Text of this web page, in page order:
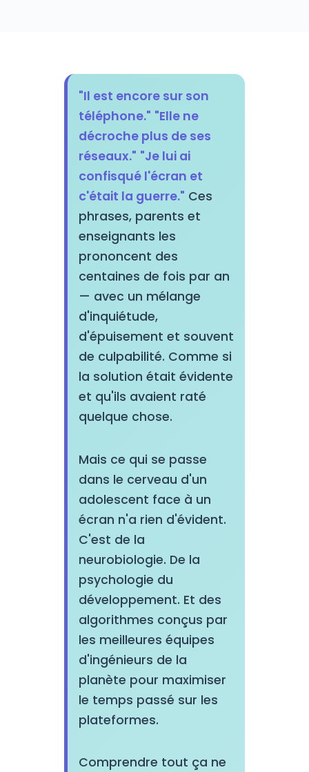
"Il est encore sur son
téléphone." "Elle ne
décroche plus de ses
réseaux." "Je lui ai
confisqué l'écran et
c'était la guerre." Ces
phrases, parents et
enseignants les
prononcent des
centaines de fois par an
— avec un mélange
d'inquiétude,
d'épuisement et souvent
de culpabilité. Comme si
la solution était évidente
et qu'ils avaient raté
quelque chose.
Mais ce qui se passe
dans le cerveau d'un
adolescent face à un
écran n'a rien d'évident.
C'est de la
neurobiologie. De la
psychologie du
développement. Et des
algorithmes conçus par
les meilleures équipes
d'ingénieurs de la
planète pour maximiser
le temps passé sur les
plateformes.
Comprendre tout ça ne